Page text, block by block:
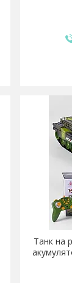
Танк на